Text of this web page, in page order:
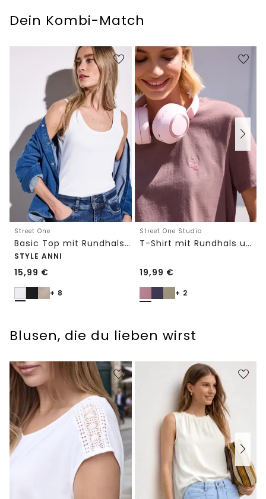
Dein Kombi-Match
Street One
Basic Top mit Rundhals in Unifarbe
STYLE ANNI
15,99 €
+ 8
Street One Studio
T-Shirt mit Rundhals und Embroidery-Detail
19,99 €
+ 2
Blusen, die du lieben wirst